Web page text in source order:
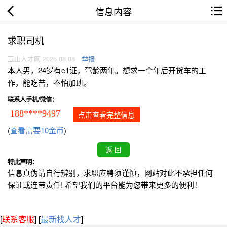
信息内容
求职司机
玉山人才网 2026.08.08 举报
本人男，24岁有c1证，驾龄两年。想求一个年后开货车的工
作，能吃苦，不怕加班。
联系人手机/微信：
188****9497 点击查看完整信息
(查看需要10金币)
特此声明：
信息真伪请自行辨别，求职应聘须谨慎，网站对此不承担任何
保证或连带责任! 希望我们的平台能为您带来更多的便利！
[联系客服] [最新找人才]